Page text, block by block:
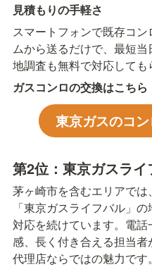
見積もりの手軽さ
スマートフォンで既存コ
ムから送るだけで、最短
地調査も無料で対応しても
ガスコンロの交換はこちら
東京ガスのコ
第2位：東京ガスラ
茅ヶ崎市を含むエリアで
「東京ガスライフバル」
対応を続けています。電
感、長く付き合える担当
代理店ならではの魅力です。